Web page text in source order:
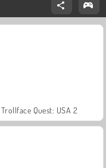
Trollface Quest: USA 2